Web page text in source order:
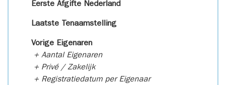
Eerste Afgifte Nederland
Laatste Tenaamstelling
Vorige Eigenaren
+ Aantal Eigenaren
+ Privé / Zakelijk
+ Registratiedatum per Eigenaar